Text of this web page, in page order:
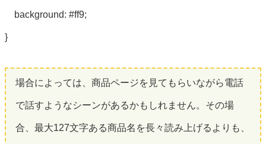
background: #ff9;
}
場合によっては、商品ページを見てもらいながら電話
で話すようなシーンがあるかもしれません。その場
合、最大127文字ある商品名を長々読み上げるよりも、